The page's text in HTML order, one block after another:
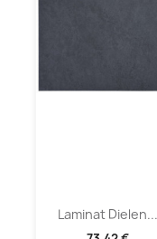
Laminat Dielen...